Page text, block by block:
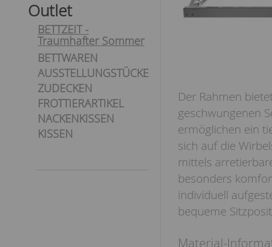
Outlet
BETTZEIT -
Traumhafter Sommer
BETTWAREN
AUSSTELLUNGSTÜCKE
ZUDECKEN
FROTTIERARTIKEL
NACKENKISSEN
KISSEN
Der Rahmen
geschwungenen
ermöglichen ein
sich auf die
mittels
besonders
individuell
bequeme
Material-